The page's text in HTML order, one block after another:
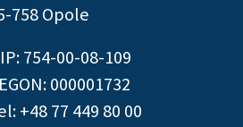
758 Opole
754-00-08-109
000001732
+48 77 449 80 00